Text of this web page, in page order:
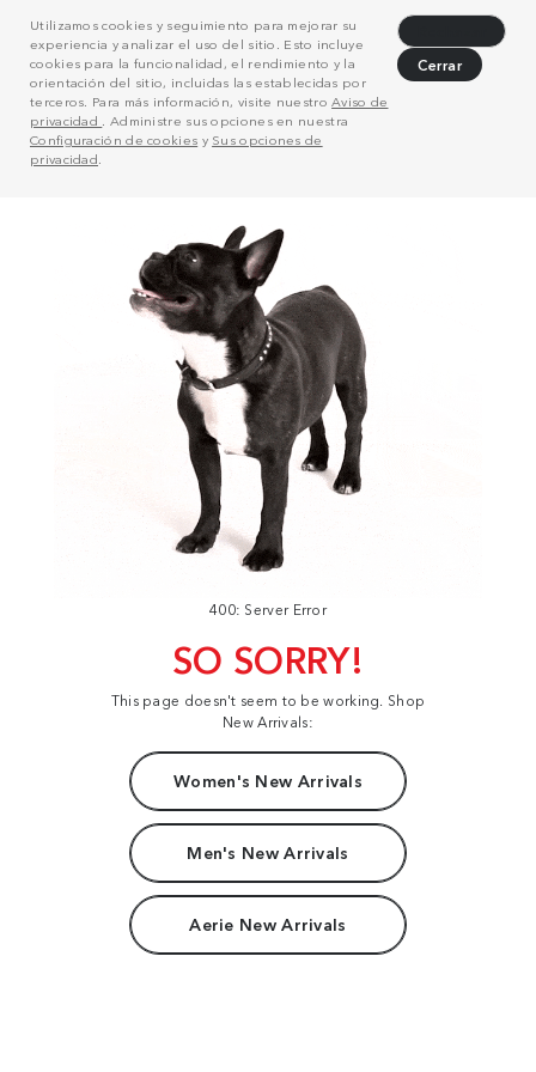
Utilizamos cookies y seguimiento para mejorar su
experiencia y analizar el uso del sitio. Esto incluye
cookies para la funcionalidad, el rendimiento y la
orientación del sitio, incluidas las establecidas por
terceros. Para más información, visite nuestroAviso de
privacidad
. Administre sus opciones en nuestra
Configuración de cookies y Sus opciones de
privacidad
Cerrar
400: Server Error
SO SORRY!
This page doesn't seem to be working. Shop
New Arrivals:
Women's New Arrivals
Men's New Arrivals
Aerie New Arrivals